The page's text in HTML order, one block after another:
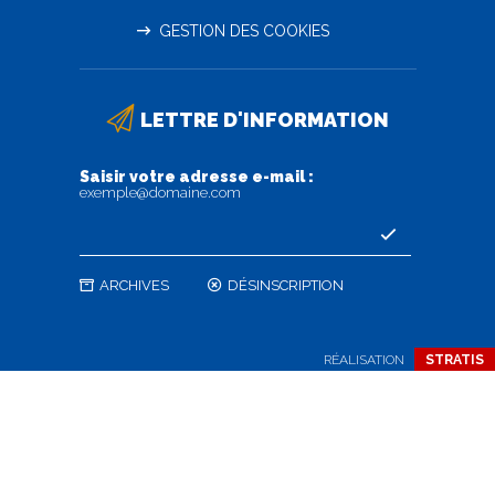
GESTION DES COOKIES
LETTRE D'INFORMATION
Saisir votre adresse e-mail :
exemple@domaine.com
ARCHIVES DÉSINSCRIPTION
RÉALISATION STRATIS